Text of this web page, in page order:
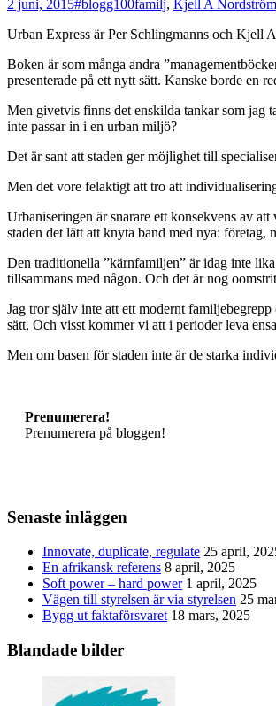
2 juni, 2015#blogg100familj, Kjell A Nordström
Urban Express är Per Schlingmanns och Kjell
Boken är som många andra
presenterade på ett nytt sätt. Kanske borde en
Men givetvis finns det enskilda tankar som jag
inte passar in i en urban miljö?
Det är sant att staden ger möjlighet till
Men det vore felaktigt att tro att
Urbaniseringen är snarare ett konsekvens av
staden det lätt att knyta band med nya: företag,
Den traditionella ”kärnfamiljen” är idag inte
tillsammans med någon. Och det är nog
Jag tror själv inte att ett modernt
sätt. Och visst kommer vi att i perioder leva
Men om basen för staden inte är de starka
Prenumerera!
Prenumerera på bloggen!
Senaste inläggen
Innovate, duplicate, regulate 25 april,
En afrikansk referens 8 april, 2025
Soft power – hard power 1 april, 2025
Vägen till styrelsen är via styrelsen 25
Bygg ut faktaförsvaret 18 mars, 2025
Blandade bilder